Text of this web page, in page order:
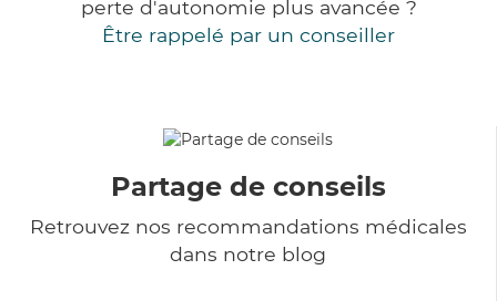
perte d'autonomie plus avancée ?
Être rappelé par un conseiller
Partage de conseils
Retrouvez nos recommandations médicales
dans notre blog